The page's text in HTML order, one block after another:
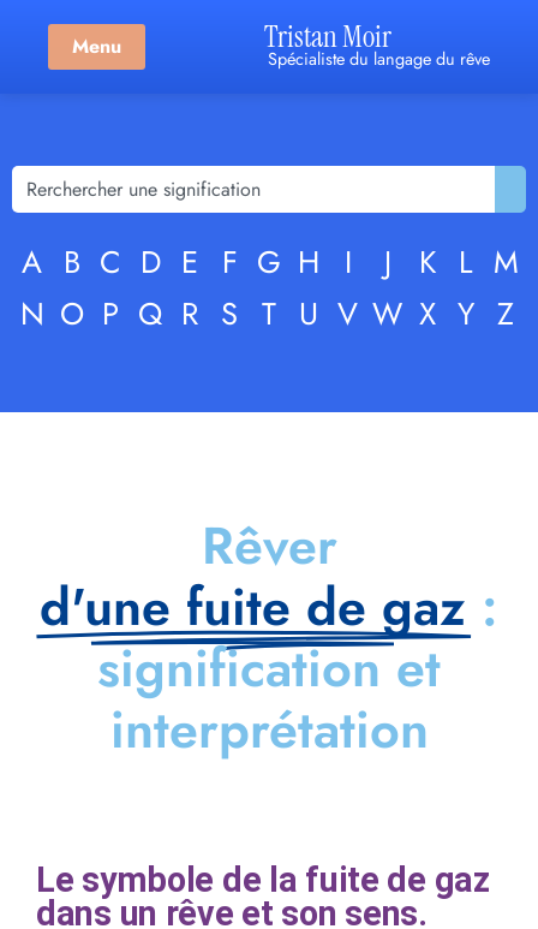
Menu Tristan Moir
Spécialiste du langage du rêve
A B C D E F G H I J K L M
N O P Q R S T U V W X Y Z
Rêver
d'une fuite de gaz :
signification et
interprétation
Le symbole de la fuite de gaz
dans un rêve et son sens.